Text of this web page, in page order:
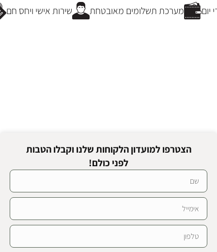
שירות אישי ויחס חם מערכת תשלומים מאובטחת
הצטרפו למועדון הלקוחות שלנו וקבלו הטבות
לפני כולם!